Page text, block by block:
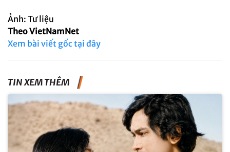
Ảnh: Tư liệu
Theo VietNamNet
Xem bài viết gốc tại đây
TIN XEM THÊM